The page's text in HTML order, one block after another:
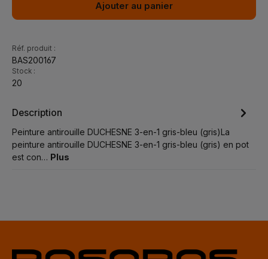
Ajouter au panier
Réf. produit :
BAS200167
Stock :
20
Description
Peinture antirouille DUCHESNE 3-en-1 gris-bleu (gris)La
peinture antirouille DUCHESNE 3-en-1 gris-bleu (gris) en pot
est con… Plus